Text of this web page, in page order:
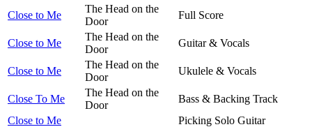
Close to Me
The Head on the
Door
Full Score
Close to Me
The Head on the
Door
Guitar & Vocals
Close to Me
The Head on the
Door
Ukulele & Vocals
Close To Me
The Head on the
Door
Bass & Backing Track
Close to Me
Picking Solo Guitar